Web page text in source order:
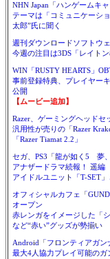
NHN Japan「ハンゲームキ
テーマは「コミュニケーシ
太郎”氏に聞く
週刊ダウンロードソフトウ
今週の注目は3DS「レイトン
WIN「RUSTY HEARTS」
事前登録特典、プレイヤー
公開
【ムービー追加】
Razer、ゲーミングヘッド
汎用性が売りの「Razer
「Razer Tiamat 2.2」
セガ、PS3「龍が如く5 夢
アナザードラマ続報！ 遥編
アイドルユニット「T-SET
オフィシャルカフェ「
オープン
赤レンガをイメージした「
など“赤い”グッズが勢揃い
Android「フロンティアガ
最大4人協力プレイ可能の